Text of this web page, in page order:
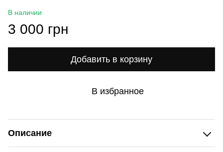
В наличии
3 000 грн
Добавить в корзину
В избранное
Описание